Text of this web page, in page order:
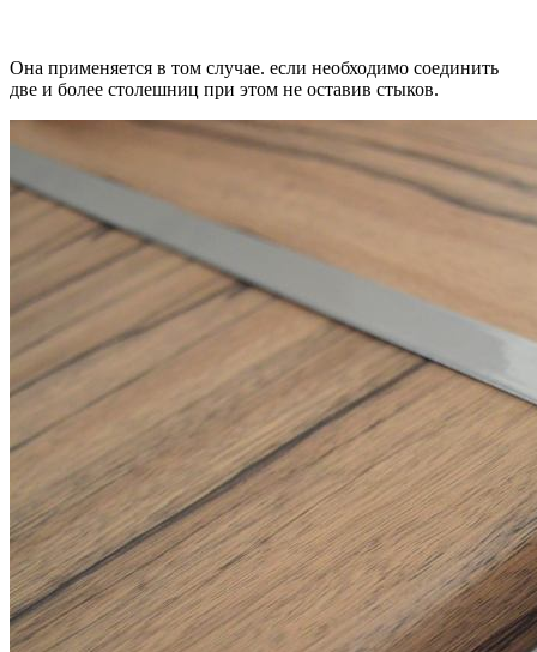
Она применяется в том случае. если необходимо соединить
две и более столешниц при этом не оставив стыков.